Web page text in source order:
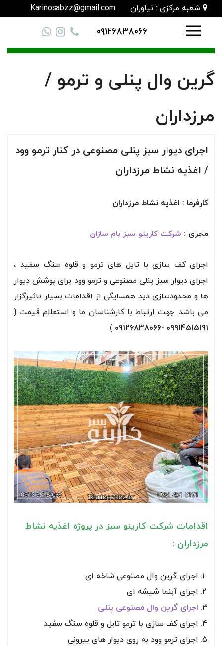
شعبه مرکزی : نیاوران Karinosabzz@gmail.com
09126838066
گرین وال پنلی و ترمو /
مرزداران
اجرای دیوار سبز پنلی مصنوعی در کنار ترمو وود
/ اغذیه نشاط مرزداران
کارفرما : اغذیه نشاط مرزداران
مجری : شرکت کارینو سبز بام سازان
اجرای کف سازی با تایل های ترمو و قلوه سنگ سفید ،
اجرای دیوار سبز پنلی مصنوعی و ترمو وود برای پوشش دیوار
ها و محدودسازی دید همسایگی از اقدامات بسیار تاثیرگزار
می باشد. جهت ارتباط با کارشناسان ما و استعلام قیمت (
09914515191 -09126838066 )
اقدامات شرکت کارینو سبز در پروژه اغذیه نشاط
مرزداران :
اجرای گرین وال مصنوعی شاخه ای
اجرای آبنما شیشه ای
اجرای گرین وال مصنوعی پنلی
اجرای کف سازی با ترمو تایل و قلوه سنگ سفید
اجرای ترمو وود به روی دیوار های بیرونی